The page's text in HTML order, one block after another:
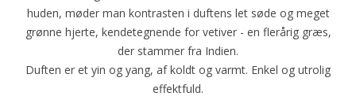
huden, møder man kontrasten i duftens let søde og meget
grønne hjerte, kendetegnende for vetiver - en flerårig græs,
der stammer fra Indien.
Duften er et yin og yang, af koldt og varmt. Enkel og utrolig
effektfuld.